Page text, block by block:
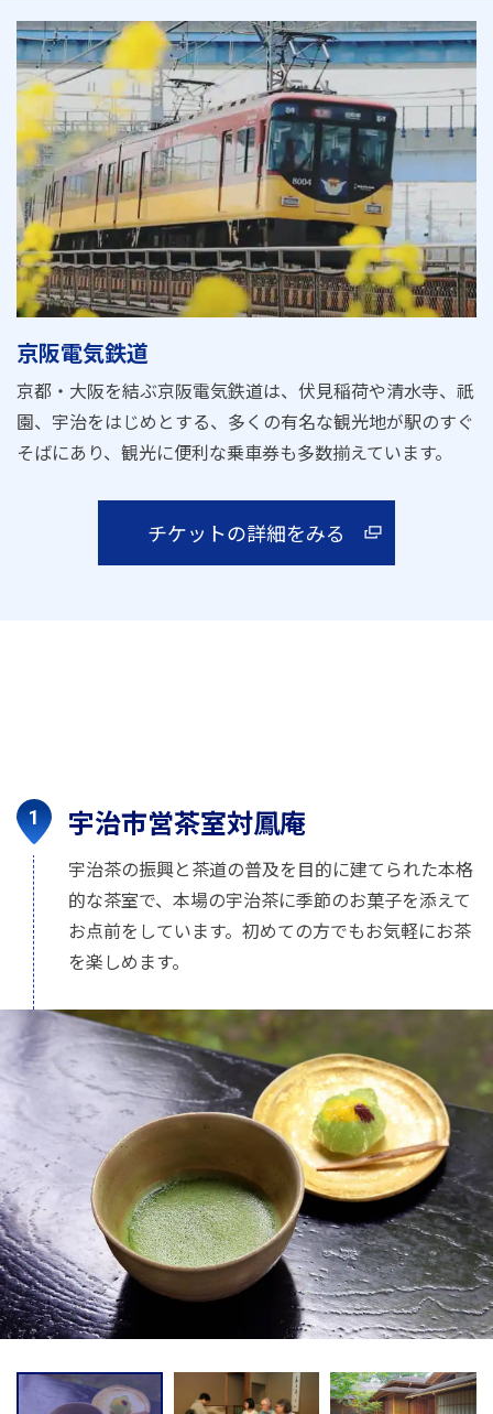
京阪電気鉄道
京都・大阪を結ぶ京阪電気鉄道は、伏見稲荷や清水寺、祇
園、宇治をはじめとする、多くの有名な観光地が駅のすぐ
そばにあり、観光に便利な乗車券も多数揃えています。
チケットの詳細をみる
宇治市営茶室対鳳庵
宇治茶の振興と茶道の普及を目的に建てられた本格
的な茶室で、本場の宇治茶に季節のお菓子を添えて
お点前をしています。初めての方でもお気軽にお茶
を楽しめます。